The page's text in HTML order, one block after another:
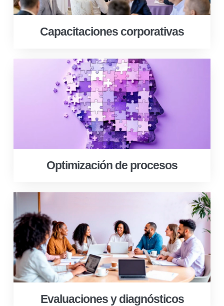
Capacitaciones corporativas
Optimización de procesos
Evaluaciones y diagnósticos